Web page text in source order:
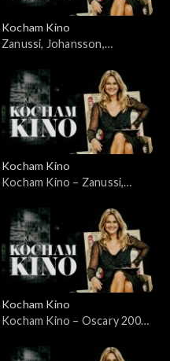
Kocham Kino
Zanussi, Johansson,
10.06.2008
Kocham Kino
Kocham Kino – Zanussi,
Kocham Kino
Kocham Kino – Oscary 2009,
24.02.2008